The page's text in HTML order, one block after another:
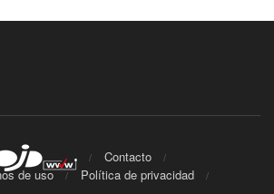
Contacto
de uso
Política de privacidad